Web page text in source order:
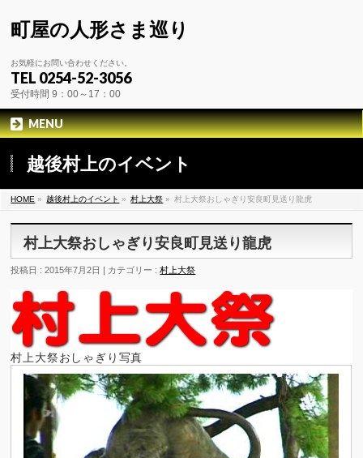
町屋の人形さま巡り
お気軽にお問い合わせください。
TEL 0254-52-3056
受付時間 9：00～17：00
MENU
越後村上のイベント
HOME » 越後村上のイベント » 村上大祭 » 村上大祭おしゃぎり安良町見送り龍虎
村上大祭おしゃぎり安良町見送り龍虎
投稿日 : 2015年7月2日 | カテゴリー :村上大祭
村上大祭おしゃぎり写真